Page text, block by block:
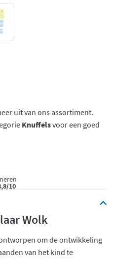
uit van ons assortiment.
Knuffelsvoor een goed
10
Wolk
om de ontwikkeling
van het kind te